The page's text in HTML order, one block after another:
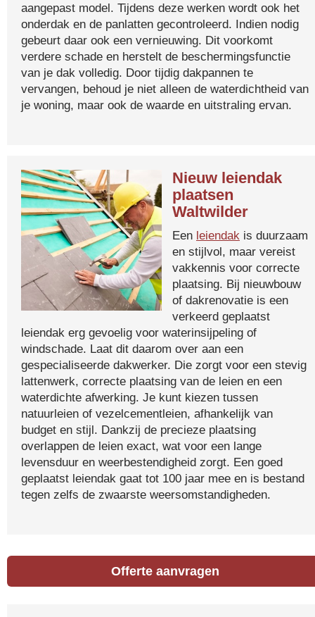
aangepast model. Tijdens deze werken wordt ook het
onderdak en de panlatten gecontroleerd. Indien nodig
gebeurt daar ook een vernieuwing. Dit voorkomt
verdere schade en herstelt de beschermingsfunctie
van je dak volledig. Door tijdig dakpannen te
vervangen, behoud je niet alleen de waterdichtheid van
je woning, maar ook de waarde en uitstraling ervan.
Nieuw leiendak
plaatsen
Waltwilder
Een leiendak is duurzaam
en stijlvol, maar vereist
vakkennis voor correcte
plaatsing. Bij nieuwbouw
of dakrenovatie is een
verkeerd geplaatst
leiendak erg gevoelig voor waterinsijpeling of
windschade. Laat dit daarom over aan een
gespecialiseerde dakwerker. Die zorgt voor een stevig
lattenwerk, correcte plaatsing van de leien en een
waterdichte afwerking. Je kunt kiezen tussen
natuurleien of vezelcementleien, afhankelijk van
budget en stijl. Dankzij de precieze plaatsing
overlappen de leien exact, wat voor een lange
levensduur en weerbestendigheid zorgt. Een goed
geplaatst leiendak gaat tot 100 jaar mee en is bestand
tegen zelfs de zwaarste weersomstandigheden.
Offerte aanvragen